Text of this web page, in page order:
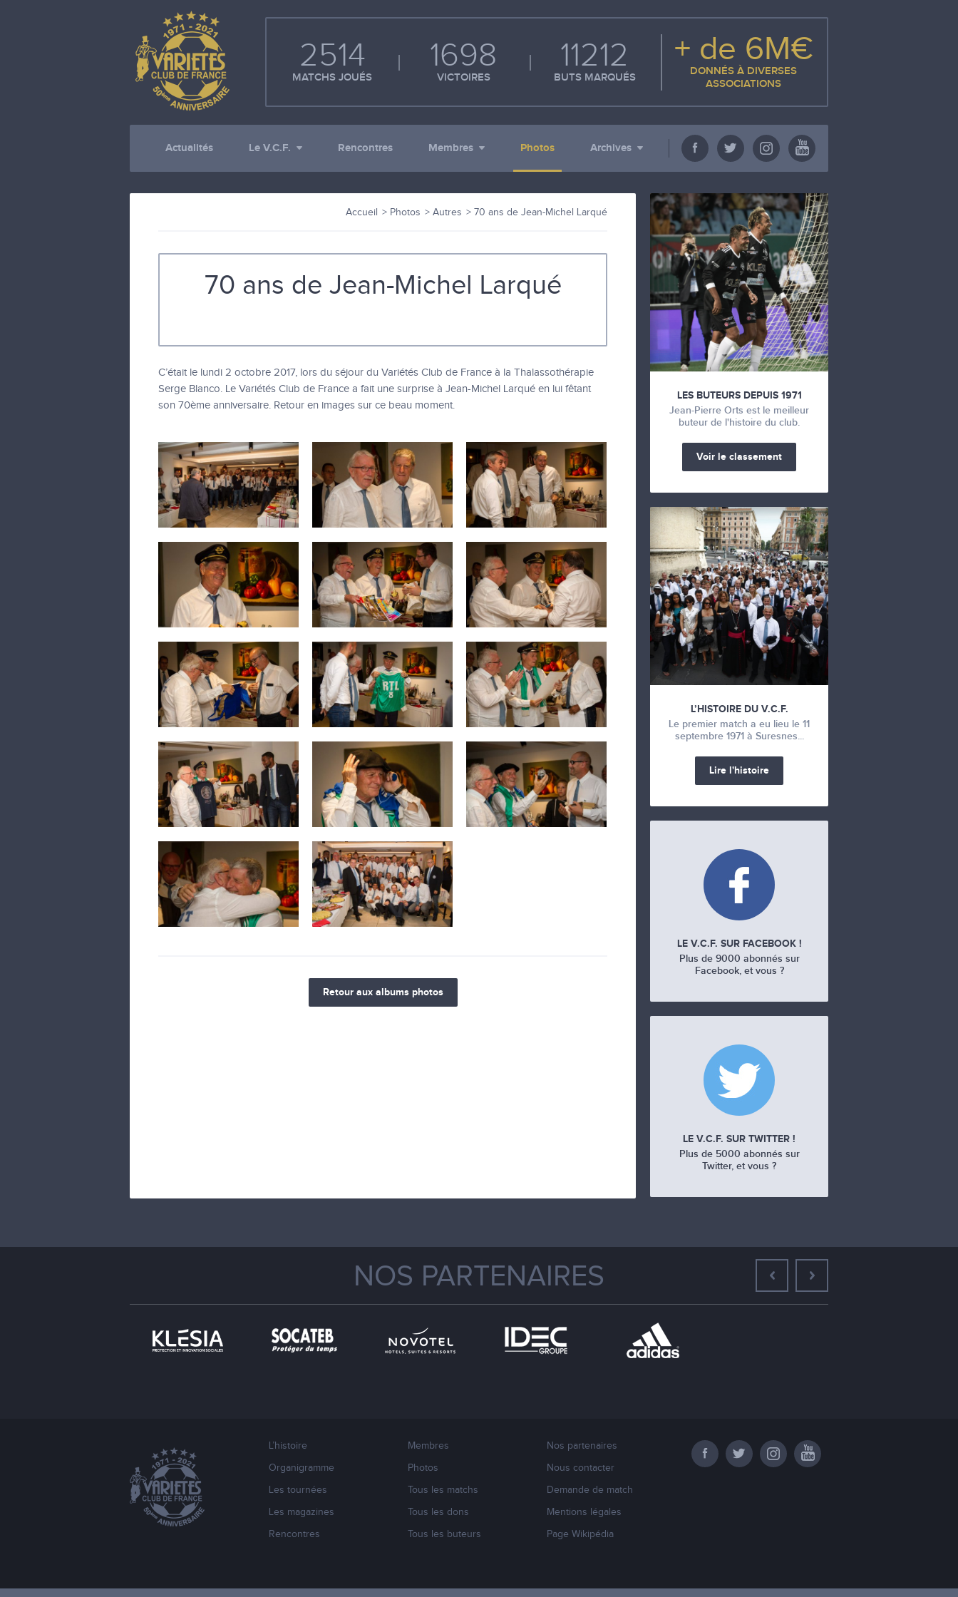
2514
MATCHS JOUÉS
1698
VICTOIRES
11212
BUTS MARQUÉS
+ de 6M€
DONNÉS À DIVERSES
ASSOCIATIONS
Actualités Le V.C.F. Rencontres Membres Photos Archives
Accueil Photos Autres 70 ans de Jean-Michel Larqué
70 ans de Jean-Michel Larqué
C’était le lundi 2 octobre 2017, lors du séjour du Variétés Club de France à la Thalassothérapie
Serge Blanco. Le Variétés Club de France a fait une surprise à Jean-Michel Larqué en lui fêtant
son 70ème anniversaire. Retour en images sur ce beau moment.
Retour aux albums photos
LES BUTEURS DEPUIS 1971
Jean-Pierre Orts est le meilleur
buteur de l'histoire du club.
Voir le classement
L’HISTOIRE DU V.C.F.
Le premier match a eu lieu le 11
septembre 1971 à Suresnes...
Lire l'histoire
LE V.C.F. SUR FACEBOOK !
Plus de 9000 abonnés sur
Facebook, et vous ?
LE V.C.F. SUR TWITTER !
Plus de 5000 abonnés sur
Twitter, et vous ?
NOS PARTENAIRES
L’histoire
Organigramme
Les tournées
Les magazines
Rencontres
Membres
Photos
Tous les matchs
Tous les dons
Tous les buteurs
Nos partenaires
Nous contacter
Demande de match
Mentions légales
Page Wikipédia